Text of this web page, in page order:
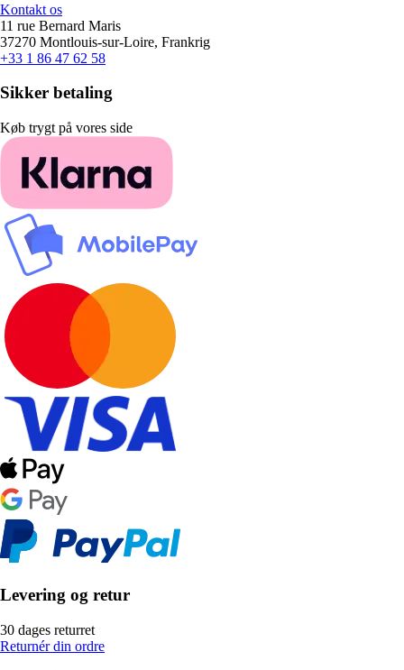
Kontakt os
11 rue Bernard Maris
37270 Montlouis-sur-Loire, Frankrig
+33 1 86 47 62 58
Sikker betaling
Køb trygt på vores side
Levering og retur
30 dages returret
Returnér din ordre